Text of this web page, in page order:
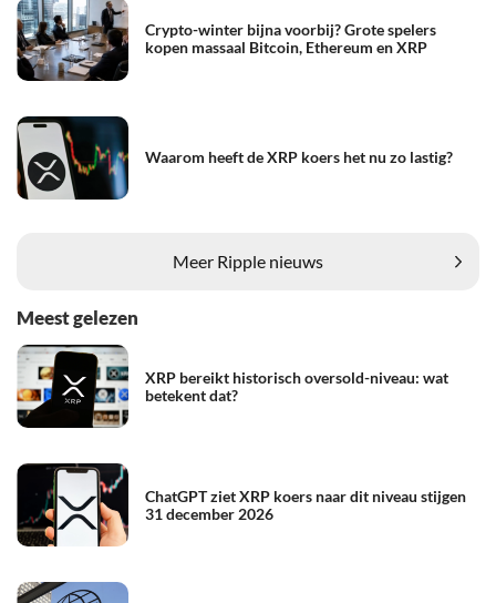
Crypto-winter bijna voorbij? Grote spelers
kopen massaal Bitcoin, Ethereum en XRP
Waarom heeft de XRP koers het nu zo lastig?
Meer Ripple nieuws
Meest gelezen
XRP bereikt historisch oversold-niveau: wat
betekent dat?
ChatGPT ziet XRP koers naar dit niveau stijgen
31 december 2026